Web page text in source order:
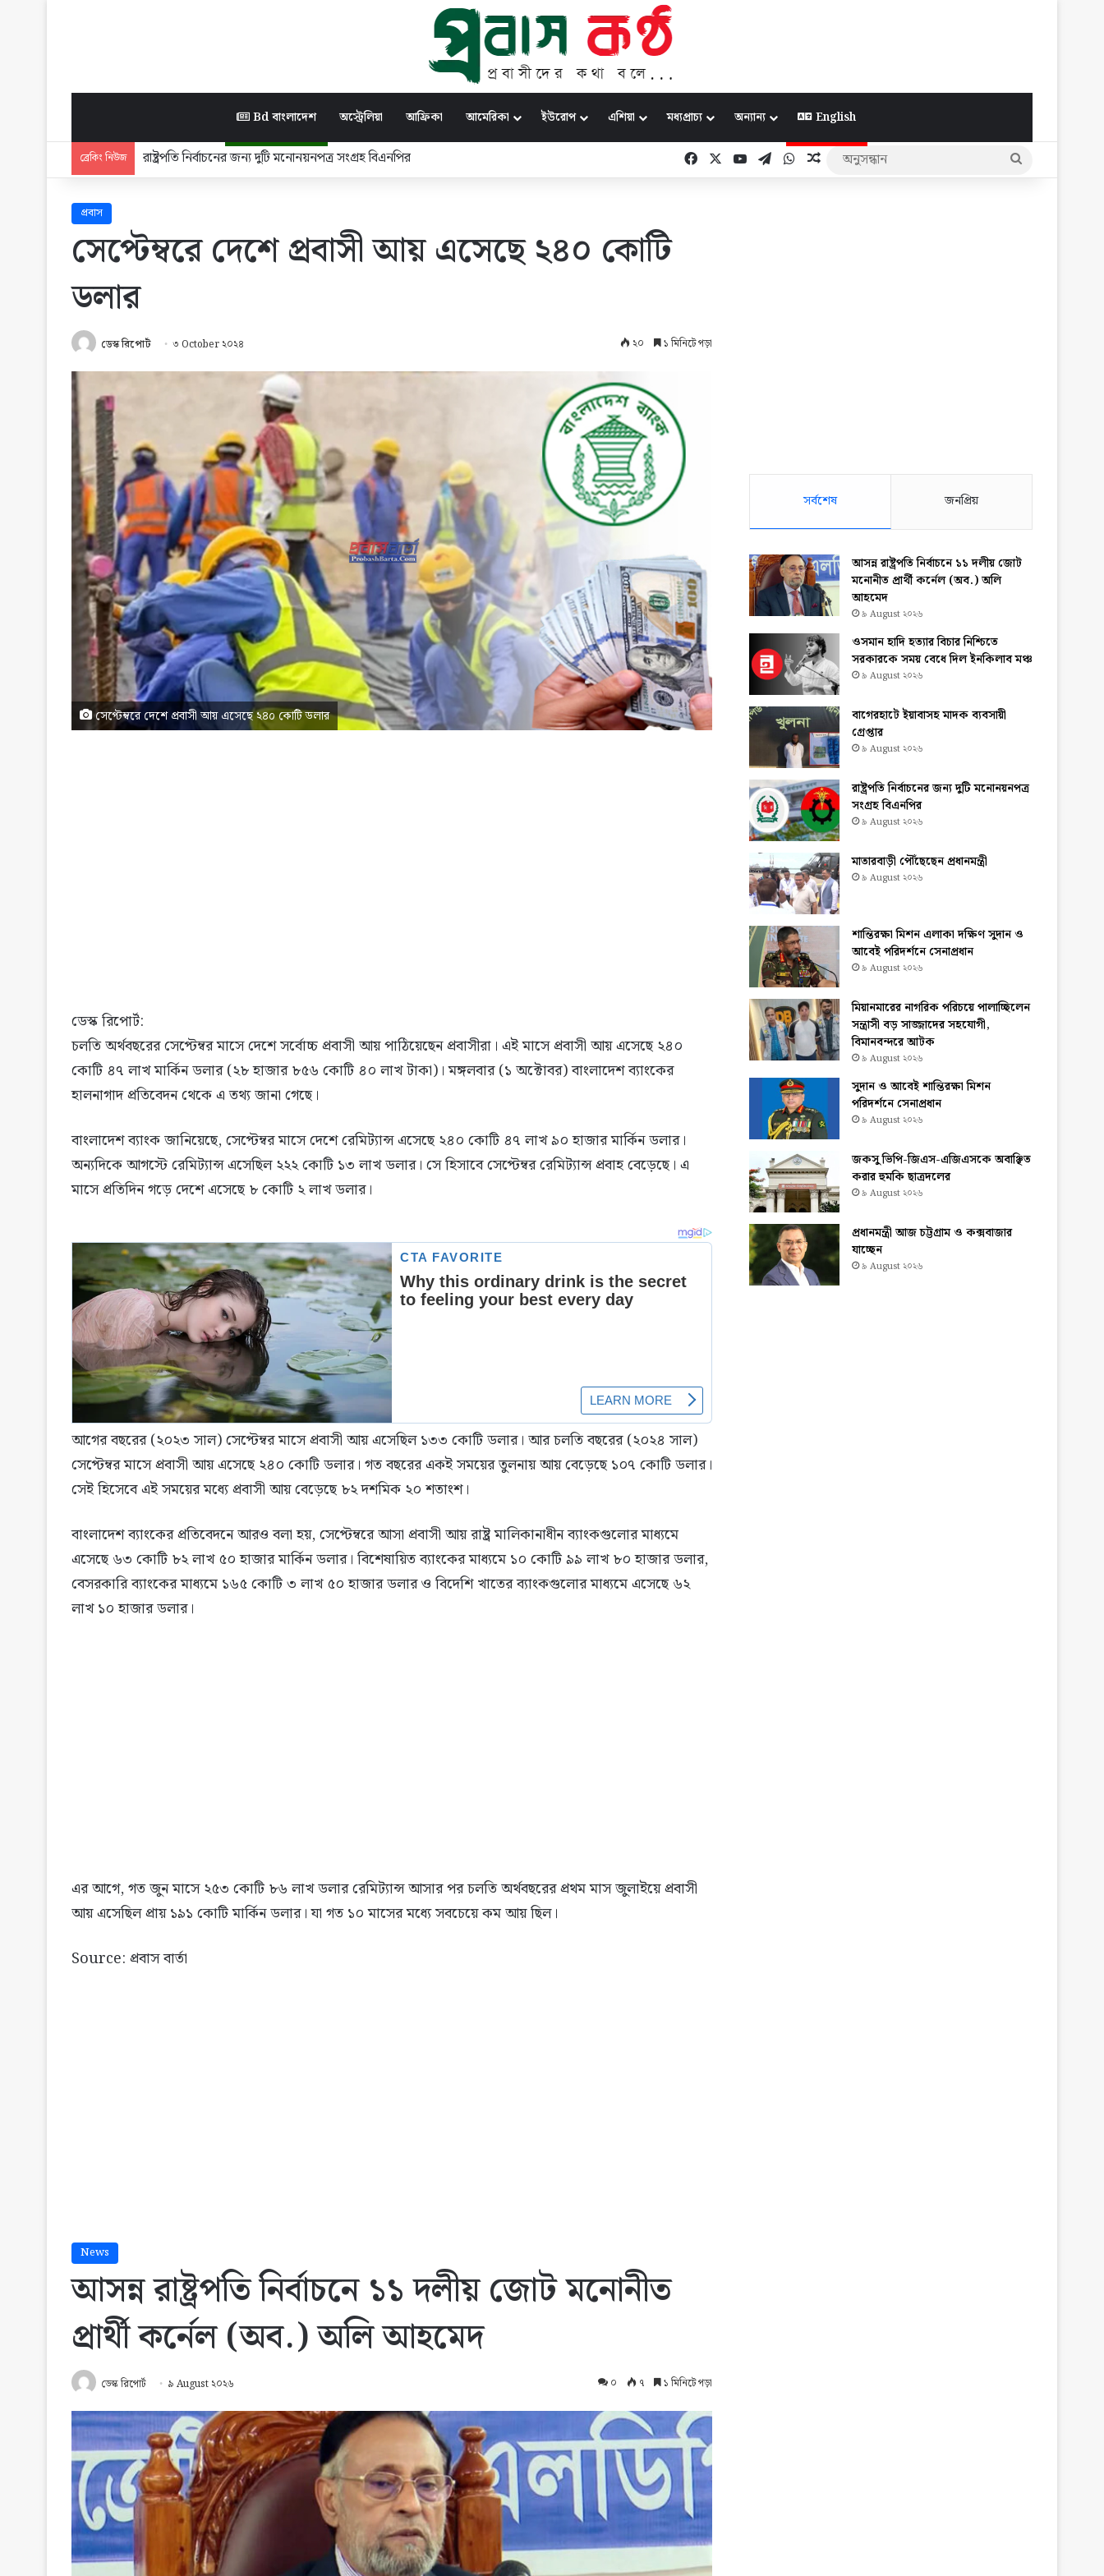
Bd বাংলাদেশ অস্ট্রেলিয়া আফ্রিকা আমেরিকা ইউরোপ এশিয়া মধ্যপ্রাচ্য অন্যান্য English
ব্রেকিং নিউজ মাতারবাড়ী পৌঁছেছেন প্রধানমন্ত্রী Facebook YouTubeTelegramWhatsApp
Random Article
প্রবাস
সেপ্টেম্বরে দেশে প্রবাসী আয় এসেছে ২৪০ কোটি
ডলার
ডেস্ক রিপোর্ট ৩ October ২০২৪ ২০ ১ মিনিটে পড়া
সেপ্টেম্বরে দেশে প্রবাসী আয় এসেছে ২৪০ কোটি ডলার
ডেস্ক রিপোর্ট:
চলতি অর্থবছরের সেপ্টেম্বর মাসে দেশে সর্বোচ্চ প্রবাসী আয় পাঠিয়েছেন প্রবাসীরা। এই মাসে প্রবাসী আয় এসেছে ২৪০
কোটি ৪৭ লাখ মার্কিন ডলার (২৮ হাজার ৮৫৬ কোটি ৪০ লাখ টাকা)। মঙ্গলবার (১ অক্টোবর) বাংলাদেশ ব্যাংকের
হালনাগাদ প্রতিবেদন থেকে এ তথ্য জানা গেছে।
বাংলাদেশ ব্যাংক জানিয়েছে, সেপ্টেম্বর মাসে দেশে রেমিট্যান্স এসেছে ২৪০ কোটি ৪৭ লাখ ৯০ হাজার মার্কিন ডলার।
অন্যদিকে আগস্টে রেমিট্যান্স এসেছিল ২২২ কোটি ১৩ লাখ ডলার। সে হিসাবে সেপ্টেম্বর রেমিট্যান্স প্রবাহ বেড়েছে। এ
মাসে প্রতিদিন গড়ে দেশে এসেছে ৮ কোটি ২ লাখ ডলার।
আগের বছরের (২০২৩ সাল) সেপ্টেম্বর মাসে প্রবাসী আয় এসেছিল ১৩৩ কোটি ডলার। আর চলতি বছরের (২০২৪ সাল)
সেপ্টেম্বর মাসে প্রবাসী আয় এসেছে ২৪০ কোটি ডলার। গত বছরের একই সময়ের তুলনায় আয় বেড়েছে ১০৭ কোটি ডলার।
সেই হিসেবে এই সময়ের মধ্যে প্রবাসী আয় বেড়েছে ৮২ দশমিক ২০ শতাংশ।
বাংলাদেশ ব্যাংকের প্রতিবেদনে আরও বলা হয়, সেপ্টেম্বরে আসা প্রবাসী আয় রাষ্ট্র মালিকানাধীন ব্যাংকগুলোর মাধ্যমে
এসেছে ৬৩ কোটি ৮২ লাখ ৫০ হাজার মার্কিন ডলার। বিশেষায়িত ব্যাংকের মাধ্যমে ১০ কোটি ৯৯ লাখ ৮০ হাজার ডলার,
বেসরকারি ব্যাংকের মাধ্যমে ১৬৫ কোটি ৩ লাখ ৫০ হাজার ডলার ও বিদেশি খাতের ব্যাংকগুলোর মাধ্যমে এসেছে ৬২
লাখ ১০ হাজার ডলার।
এর আগে, গত জুন মাসে ২৫৩ কোটি ৮৬ লাখ ডলার রেমিট্যান্স আসার পর চলতি অর্থবছরের প্রথম মাস জুলাইয়ে প্রবাসী
আয় এসেছিল প্রায় ১৯১ কোটি মার্কিন ডলার। যা গত ১০ মাসের মধ্যে সবচেয়ে কম আয় ছিল।
Source: প্রবাস বার্তা
সর্বশেষ জনপ্রিয়
আসন্ন রাষ্ট্রপতি নির্বাচনে ১১ দলীয় জোট
মনোনীত প্রার্থী কর্নেল (অব.) অলি
আহমেদ
৯ August ২০২৬
ওসমান হাদি হত্যার বিচার নিশ্চিতে
সরকারকে সময় বেধে দিল ইনকিলাব মঞ্চ
৯ August ২০২৬
বাগেরহাটে ইয়াবাসহ মাদক ব্যবসায়ী
গ্রেপ্তার
৯ August ২০২৬
রাষ্ট্রপতি নির্বাচনের জন্য দুটি মনোনয়নপত্র
সংগ্রহ বিএনপির
৯ August ২০২৬
মাতারবাড়ী পৌঁছেছেন প্রধানমন্ত্রী
৯ August ২০২৬
শান্তিরক্ষা মিশন এলাকা দক্ষিণ সুদান ও
আবেই পরিদর্শনে সেনাপ্রধান
৯ August ২০২৬
মিয়ানমারের নাগরিক পরিচয়ে পালাচ্ছিলেন
সন্ত্রাসী বড় সাজ্জাদের সহযোগী,
বিমানবন্দরে আটক
৯ August ২০২৬
সুদান ও আবেই শান্তিরক্ষা মিশন
পরিদর্শনে সেনাপ্রধান
৯ August ২০২৬
জকসু ভিপি-জিএস-এজিএসকে অবাঞ্ছিত
করার হুমকি ছাত্রদলের
৯ August ২০২৬
প্রধানমন্ত্রী আজ চট্টগ্রাম ও কক্সবাজার
যাচ্ছেন
৯ August ২০২৬